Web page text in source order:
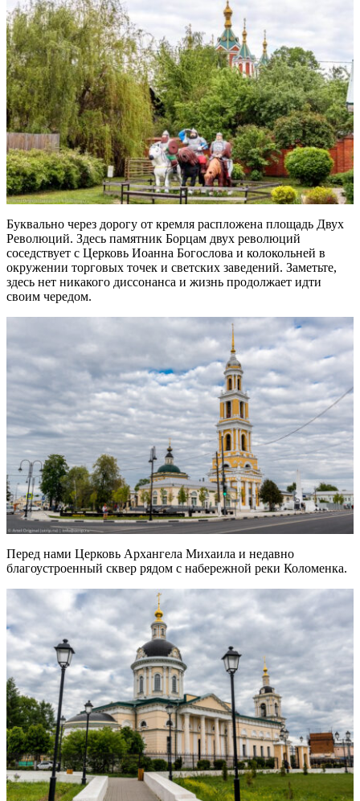
Буквально через дорогу от кремля распложена площадь Двух
Революций. Здесь памятник Борцам двух революций
соседствует с Церковь Иоанна Богослова и колокольней в
окружении торговых точек и светских заведений. Заметьте,
здесь нет никакого диссонанса и жизнь продолжает идти
своим чередом.
Перед нами Церковь Архангела Михаила и недавно
благоустроенный сквер рядом с набережной реки Коломенка.